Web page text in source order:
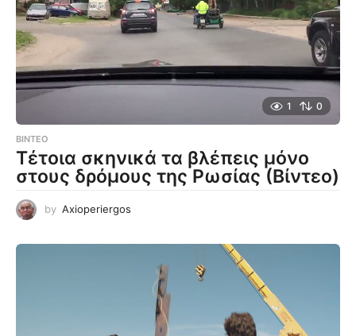
1 0
ΒΊΝΤΕΟ
Τέτοια σκηνικά τα βλέπεις μόνο
στους δρόμους της Ρωσίας (Βίντεο)
by Axioperiergos